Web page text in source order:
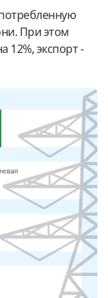
При этом
12%, экспорт -